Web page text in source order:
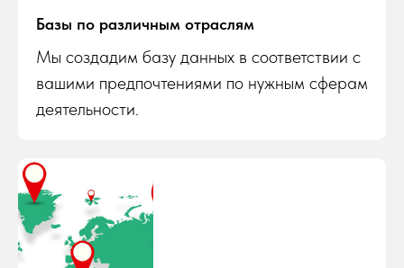
Базы по различным отраслям
Мы создадим базу данных в соответствии с
вашими предпочтениями по нужным сферам
деятельности.